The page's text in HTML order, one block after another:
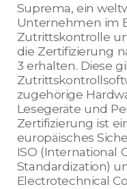
Suprema, ein
Unternehmen im
Zutrittskontrolle
die Zertifizierung
3 erhalten. Diese
zugehörige
Lesegeräte und
Zertifizierung ist
europäisches
ISO (International
Standardization)
Electrotechnical